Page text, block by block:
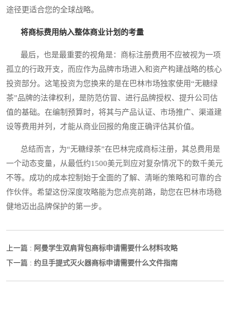
途径更适合您的全球战略。
将商标费用纳入整体商业计划的考量
最后，也是最重要的视角是：商标注册费用不应被视为一项
孤立的行政开支，而应作为品牌市场进入和资产构建战略的核心
投资部分。这笔投资为您换来的是在巴林市场独家使用“无糖绿
茶”品牌的法律权利，是防范仿冒、进行品牌授权、提升公司估
值的基础。在编制预算时，将其与产品认证、市场推广、渠道建
设等费用并列，才能从商业回报的角度正确评估其价值。
总结而言，为“无糖绿茶”在巴林完成商标注册，其总费用是
一个动态变量，从最低约1500美元到应对复杂情况下的数千美元
不等。成功的成本控制始于全面的了解、清晰的策略和可靠的合
作伙伴。希望这份深度攻略能为您点亮前路，助您在巴林市场稳
健地迈出品牌保护的第一步。
上一篇 : 阿曼学生双肩背包商标申请需要什么材料攻略
下一篇 : 约旦手提式灭火器商标申请需要什么文件指南